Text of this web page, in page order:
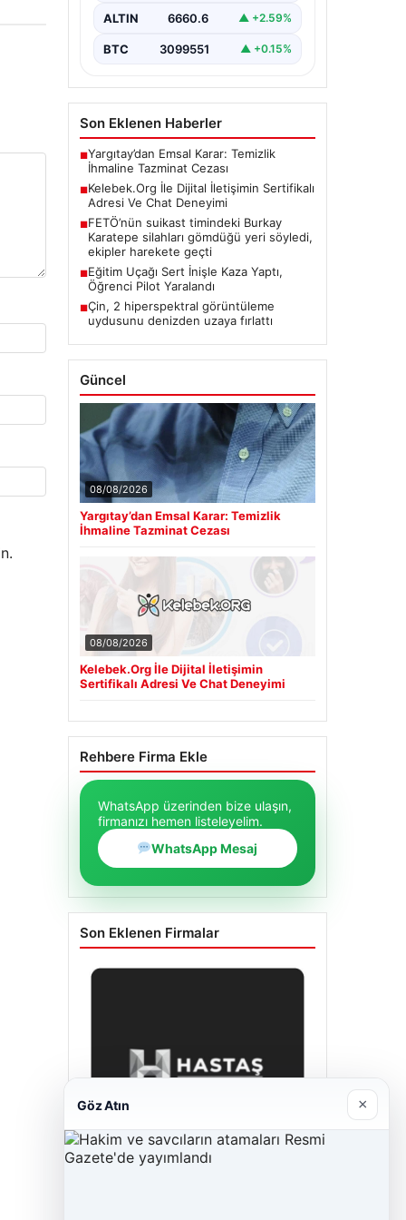
Günümüzde…
ALTIN 6660.6 ▲ +2.59%
BTC 3099551 ▲ +0.15%
Son Eklenen Haberler
■Yargıtay’dan Emsal Karar: Temizlik
İhmaline Tazminat Cezası
■Kelebek.Org İle Dijital İletişimin Sertifikalı
Adresi Ve Chat Deneyimi
■FETÖ’nün suikast timindeki Burkay
Karatepe silahları gömdüğü yeri söyledi,
ekipler harekete geçti
■Eğitim Uçağı Sert İnişle Kaza Yaptı,
Öğrenci Pilot Yaralandı
■Çin, 2 hiperspektral görüntüleme
uydusunu denizden uzaya fırlattı
Güncel
08/08/2026
Yargıtay’dan Emsal Karar: Temizlik
İhmaline Tazminat Cezası
08/08/2026
Kelebek.Org İle Dijital İletişimin
Sertifikalı Adresi Ve Chat Deneyimi
Rehbere Firma Ekle
WhatsApp üzerinden bize ulaşın,
firmanızı hemen listeleyelim.
WhatsApp Mesaj
Son Eklenen Firmalar
Göz Atın ×